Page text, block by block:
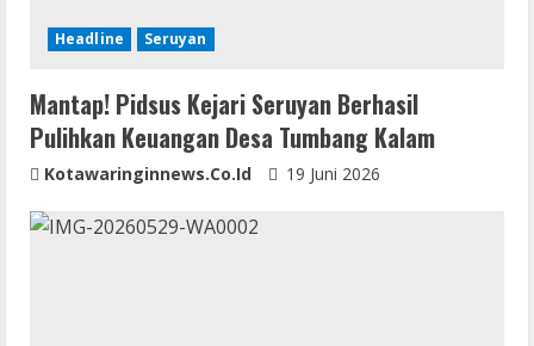
Headline Seruyan
Mantap! Pidsus Kejari Seruyan Berhasil
Pulihkan Keuangan Desa Tumbang Kalam
Kotawaringinnews.co.id 19 Juni 2026